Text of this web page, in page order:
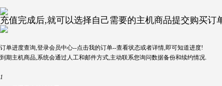
充值完成后,就可以选择自己需要的主机商品提交购买订
订单进度查询,登录会员中心--点击我的订单--查看状态或者详情,即可知道进度!
到期主机商品,系统会通过人工和邮件方式,主动联系您询问数据备份和续约情况.
1